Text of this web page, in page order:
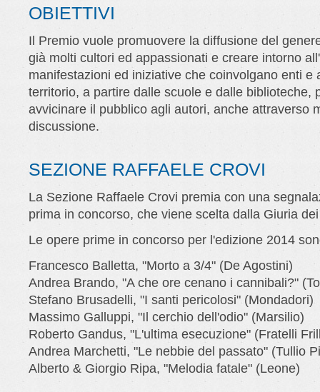
OBIETTIVI
Il Premio vuole promuovere la diffusione del
già molti cultori ed appassionati e creare intorno
manifestazioni ed iniziative che coinvolgano enti e
territorio, a partire dalle scuole e dalle biblioteche,
avvicinare il pubblico agli autori, anche attraverso
discussione.
SEZIONE RAFFAELE CROVI
La Sezione Raffaele Crovi premia con una
prima in concorso, che viene scelta dalla Giuria
Le opere prime in concorso per l'edizione 2014
Francesco Balletta, "Morto a 3/4" (De Agostini)
Andrea Brando, "A che ore cenano i cannibali?"
Stefano Brusadelli, "I santi pericolosi" (Mondadori)
Massimo Galluppi, "Il cerchio dell'odio" (Marsilio)
Roberto Gandus, "L'ultima esecuzione" (Fratelli
Andrea Marchetti, "Le nebbie del passato" (Tullio
Alberto & Giorgio Ripa, "Melodia fatale" (Leone)